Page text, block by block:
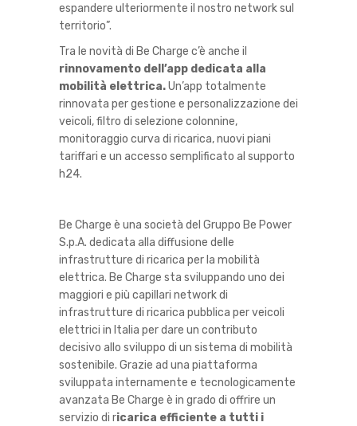
espandere ulteriormente il nostro network sul
territorio”.
Tra le novità di Be Charge c’è anche il
rinnovamento dell’app dedicata alla
mobilità elettrica.Un’app totalmente
rinnovata per gestione e personalizzazione dei
veicoli, filtro di selezione colonnine,
monitoraggio curva di ricarica, nuovi piani
tariffari e un accesso semplificato al supporto
h24.
Be Charge è una società del Gruppo Be Power
S.p.A. dedicata alla diffusione delle
infrastrutture di ricarica per la mobilità
elettrica. Be Charge sta sviluppando uno dei
maggiori e più capillari network di
infrastrutture di ricarica pubblica per veicoli
elettrici in Italia per dare un contributo
decisivo allo sviluppo di un sistema di mobilità
sostenibile. Grazie ad una piattaforma
sviluppata internamente e tecnologicamente
avanzata Be Charge è in grado di offrire un
servizio di ricarica efficiente a tutti i